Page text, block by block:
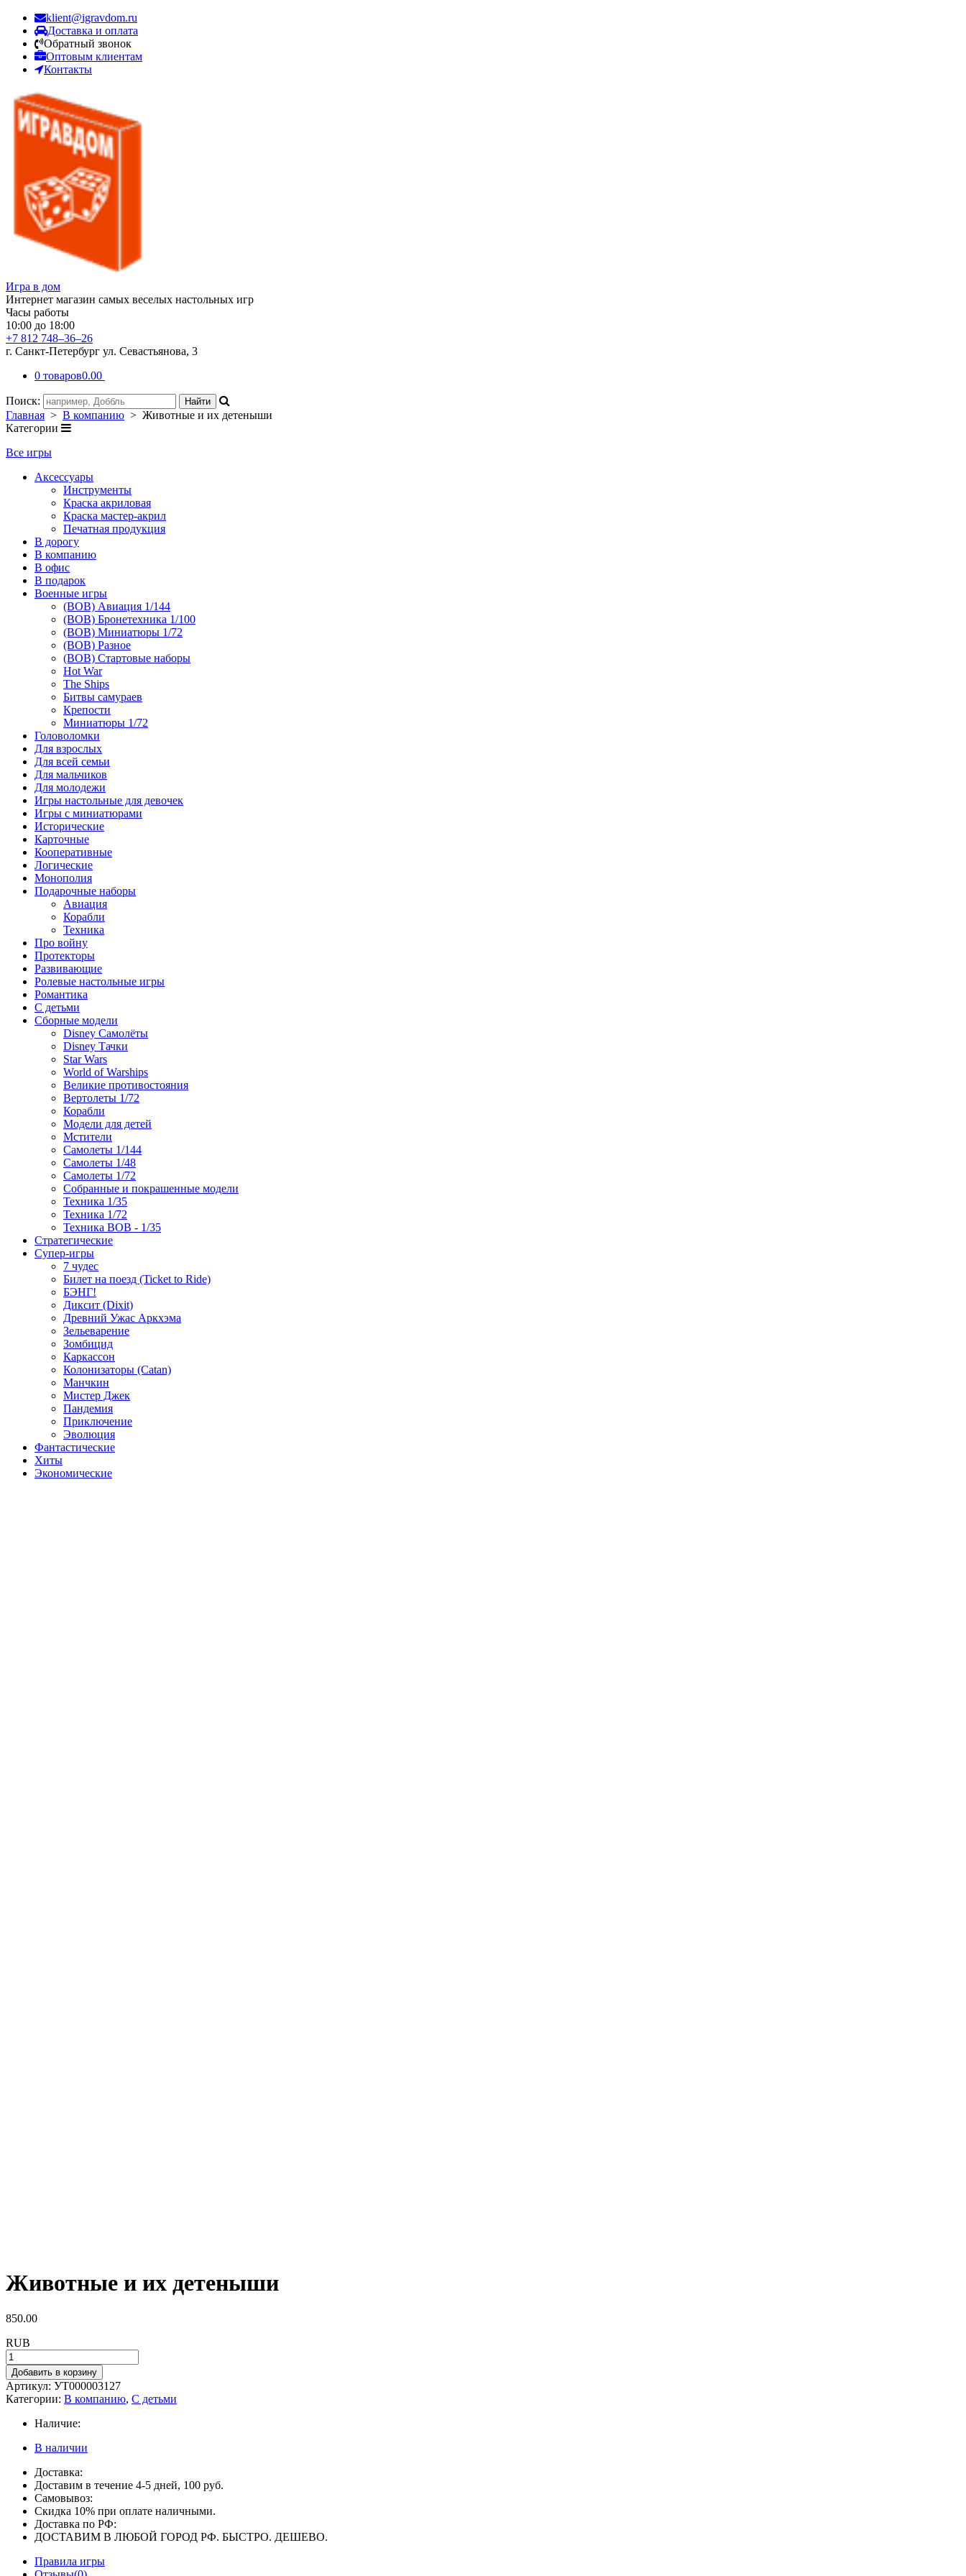
klient@igravdom.ru
Доставка и оплата
Обратный звонок
Оптовым клиентам
Контакты
Игра в дом
Интернет магазин самых веселых настольных игр
Часы работы
10:00 до 18:00
+7 812 748–36–26
г. Санкт-Петербург ул. Севастьянова, 3
0 товаров0.00
Поиск:
Главная > В компанию > Животные и их детеныши
Категории
Все игры
Аксессуары
Инструменты
Краска акриловая
Краска мастер-акрил
Печатная продукция
В дорогу
В компанию
В офис
В подарок
Военные игры
(ВОВ) Авиация 1/144
(ВОВ) Бронетехника 1/100
(ВОВ) Миниатюры 1/72
(ВОВ) Разное
(ВОВ) Стартовые наборы
Hot War
The Ships
Битвы самураев
Крепости
Миниатюры 1/72
Головоломки
Для взрослых
Для всей семьи
Для мальчиков
Для молодежи
Игры настольные для девочек
Игры с миниатюрами
Исторические
Карточные
Кооперативные
Логические
Монополия
Подарочные наборы
Авиация
Корабли
Техника
Про войну
Протекторы
Развивающие
Ролевые настольные игры
Романтика
С детьми
Сборные модели
Disney Самолёты
Disney Тачки
Star Wars
World of Warships
Великие противостояния
Вертолеты 1/72
Корабли
Модели для детей
Мстители
Самолеты 1/144
Самолеты 1/48
Самолеты 1/72
Собранные и покрашенные модели
Техника 1/35
Техника 1/72
Техника ВОВ - 1/35
Стратегические
Супер-игры
7 чудес
Билет на поезд (Ticket to Ride)
БЭНГ!
Диксит (Dixit)
Древний Ужас Аркхэма
Зельеварение
Зомбицид
Каркассон
Колонизаторы (Catan)
Манчкин
Мистер Джек
Пандемия
Приключение
Эволюция
Фантастические
Хиты
Экономические
Животные и их детеныши
850.00
RUB
Добавить в корзину
Артикул: УТ000003127
Категории: В компанию, С детьми
Наличие:
В наличии
Доставка:
Доставим в течение 4-5 дней, 100 руб.
Самовывоз:
Скидка 10% при оплате наличными.
Доставка по РФ:
ДОСТАВИМ В ЛЮБОЙ ГОРОД РФ. БЫСТРО. ДЕШЕВО.
Правила игры